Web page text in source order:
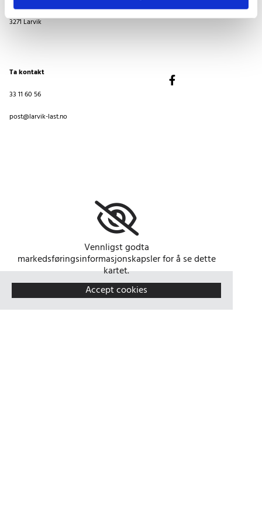
3271 Larvik
Ta kontakt
33 11 60 56
post@larvik-last.no
Vennligst godta
markedsføringsinformasjonskapsler for å se dette
kartet.
Accept cookies